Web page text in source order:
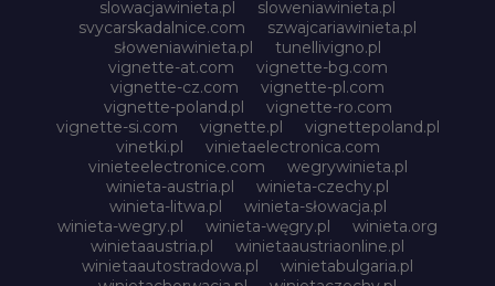
slowacjawinieta.pl
sloweniawinieta.pl
svycarskadalnice.com
szwajcariawinieta.pl
słoweniawinieta.pl
tunellivigno.pl
vignette-at.com
vignette-bg.com
vignette-cz.com
vignette-pl.com
vignette-poland.pl
vignette-ro.com
vignette-si.com
vignette.pl
vignettepoland.pl
vinetki.pl
vinietaelectronica.com
vinieteelectronice.com
wegrywinieta.pl
winieta-austria.pl
winieta-czechy.pl
winieta-litwa.pl
winieta-słowacja.pl
winieta-wegry.pl
winieta-węgry.pl
winieta.org
winietaaustria.pl
winietaaustriaonline.pl
winietaautostradowa.pl
winietabulgaria.pl